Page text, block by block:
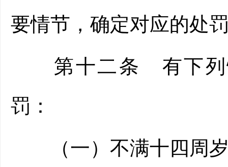
要情节，确定对应的处
第十二条 有下列情
罚：
（一）不满十四周岁